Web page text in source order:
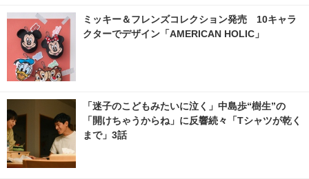
ミッキー＆フレンズコレクション発売 10キャラ
クターでデザイン「AMERICAN HOLIC」
「迷子のこどもみたいに泣く」中島歩“樹生”の
「開けちゃうからね」に反響続々「Tシャツが乾く
まで」3話